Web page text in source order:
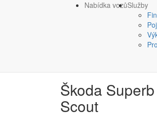
Nabídka vozůSlužby
Škoda
Scout